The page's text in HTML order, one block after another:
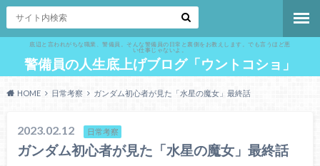
底辺と言われがちな職業、警備員。そんな警備員の日常と裏側をお教えします。でも言うほど悪
い仕事じゃないよ。
警備員の人生底上げブログ「ウントコショ」
HOME 日常考察 ガンダム初心者が見た「水星の魔女」最終話
2023.02.12 日常考察
ガンダム初心者が見た「水星の魔女」最終話